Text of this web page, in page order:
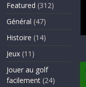
Featured (312)
Général (47)
Histoire (14)
Jeux (11)
Jouer au golf
facilement (24)